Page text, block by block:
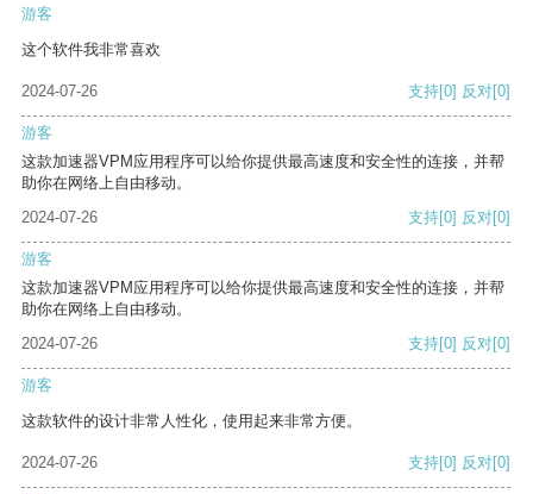
游客
这个软件我非常喜欢
2024-07-26 支持[0] 反对[0]
游客
这款加速器VPM应用程序可以给你提供最高速度和安全性的连接，并帮
助你在网络上自由移动。
2024-07-26
支持[0] 反对[0]
游客
这款加速器VPM应用程序可以给你提供最高速度和安全性的连接，并帮
助你在网络上自由移动。
2024-07-26
支持[0] 反对[0]
游客
这款软件的设计非常人性化，使用起来非常方便。
2024-07-26 支持[0] 反对[0]